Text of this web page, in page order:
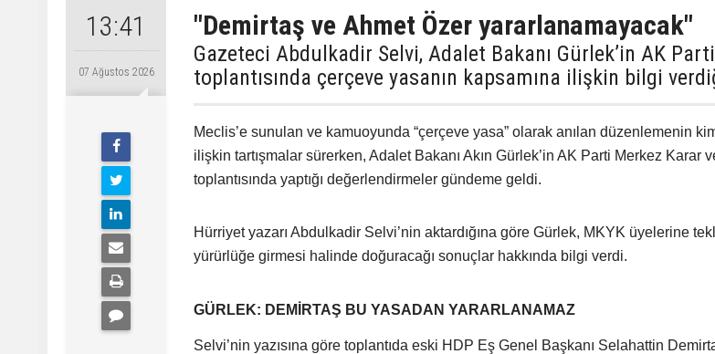
13:41
07 Ağustos 2026
"Demirtaş ve Ahmet Özer yararlanamayacak"
Gazeteci Abdulkadir Selvi, Adalet Bakanı Gürlek’in AK
toplantısında çerçeve yasanın kapsamına ilişkin bilgi
Meclis’e sunulan ve kamuoyunda “çerçeve yasa” olarak anılan düzenlemenin
ilişkin tartışmalar sürerken, Adalet Bakanı Akın Gürlek’in AK Parti Merkez Karar
toplantısında yaptığı değerlendirmeler gündeme geldi.
Hürriyet yazarı Abdulkadir Selvi’nin aktardığına göre Gürlek, MKYK üyelerine
yürürlüğe girmesi halinde doğuracağı sonuçlar hakkında bilgi verdi.
GÜRLEK: DEMİRTAŞ BU YASADAN YARARLANAMAZ
Selvi’nin yazısına göre toplantıda eski HDP Eş Genel Başkanı Selahattin